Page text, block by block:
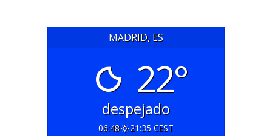
MADRID, ES
22°
despejado
06:48 21:35 CEST